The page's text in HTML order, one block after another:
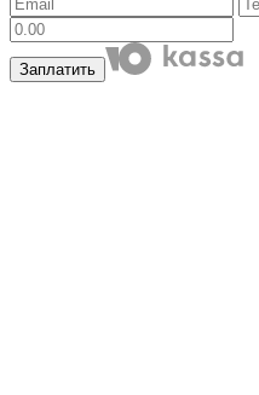
Заплатить